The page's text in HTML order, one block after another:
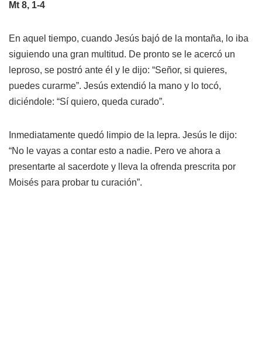
Mt 8, 1-4
En aquel tiempo, cuando Jesús bajó de la montaña, lo iba
siguiendo una gran multitud. De pronto se le acercó un
leproso, se postró ante él y le dijo: “Señor, si quieres,
puedes curarme”. Jesús extendió la mano y lo tocó,
diciéndole: “Sí quiero, queda curado”.
Inmediatamente quedó limpio de la lepra. Jesús le dijo:
“No le vayas a contar esto a nadie. Pero ve ahora a
presentarte al sacerdote y lleva la ofrenda prescrita por
Moisés para probar tu curación”.